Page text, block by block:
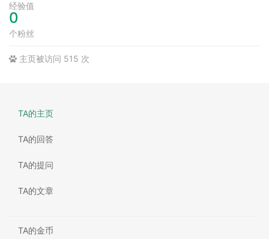
经验值
0
个粉丝
主页被访问 515 次
TA的主页
TA的回答
TA的提问
TA的文章
TA的金币